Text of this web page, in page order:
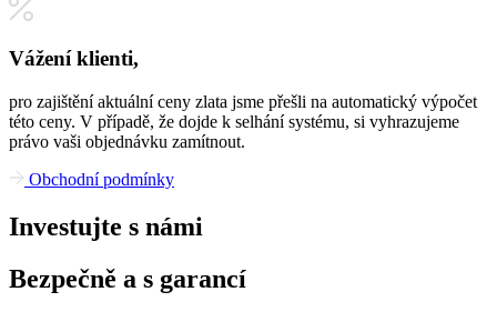
Vážení klienti,
pro zajištění aktuální ceny zlata jsme přešli na automatický výpočet
této ceny. V případě, že dojde k selhání systému, si vyhrazujeme
právo vaši objednávku zamítnout.
Obchodní podmínky
Investujte s námi
Bezpečně a s garancí